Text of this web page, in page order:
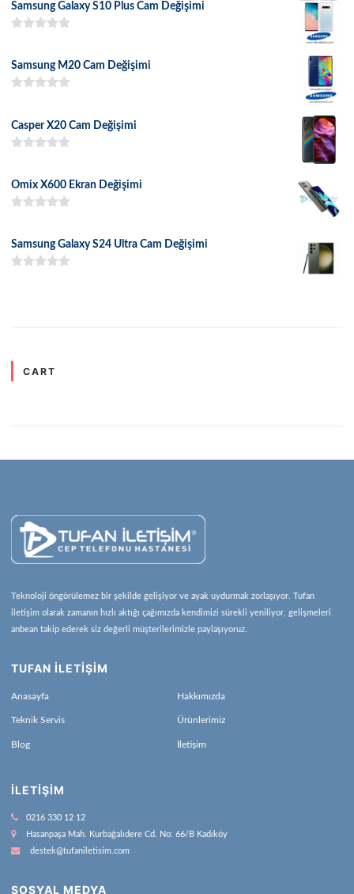
Samsung Galaxy S10 Plus Cam Değişimi
Samsung M20 Cam Değişimi
Casper X20 Cam Değişimi
Omix X600 Ekran Değişimi
Samsung Galaxy S24 Ultra Cam Değişimi
CART
Teknoloji öngörülemez bir şekilde gelişiyor ve ayak uydurmak zorlaşıyor. Tufan
iletişim olarak zamanın hızlı aktığı çağımızda kendimizi sürekli yeniliyor, gelişmeleri
anbean takip ederek siz değerli müşterilerimizle paylaşıyoruz.
TUFAN İLETİŞİM
Anasayfa Hakkımızda
Teknik Servis Ürünlerimiz
Blog İletişim
İLETIŞIM
0216 330 12 12
Hasanpaşa Mah. Kurbağalıdere Cd. No: 66/B Kadıköy
destek@tufaniletisim.com
SOSYAL MEDYA